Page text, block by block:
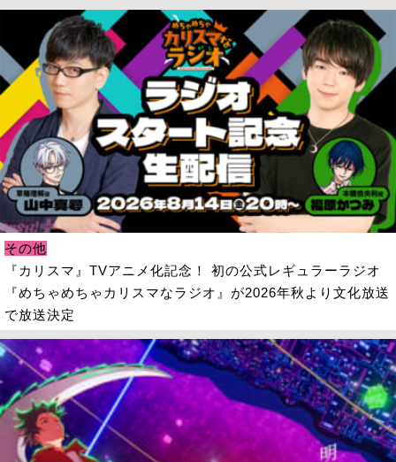
その他
『カリスマ』TVアニメ化記念！ 初の公式レギュラーラジオ
『めちゃめちゃカリスマなラジオ』が2026年秋より文化放送
で放送決定